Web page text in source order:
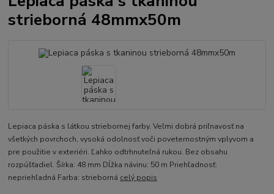
strieborná 48mmx50m
Lepiaca páska s látkou striebornej farby. Veľmi dobrá priľnavosť na
všetkých povrchoch, vysoká odolnosť voči poveternostným vplyvom a
pre použitie v exteriéri. Ľahko odtrhnuteľná rukou. Bez obsahu
rozpúšťadiel. Šírka: 48 mm Dĺžka návinu: 50 m Priehľadnosť:
nepriehľadná Farba: strieborná celý popis